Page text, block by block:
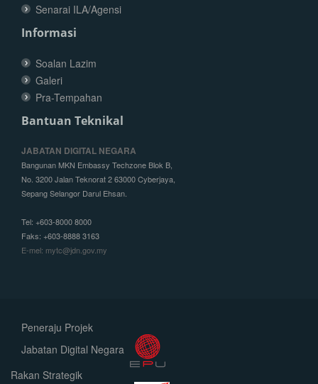
Senarai ILA/Agensi
Informasi
Soalan Lazim
Galeri
Pra-Tempahan
Bantuan Teknikal
JABATAN DIGITAL NEGARA
Bangunan MKN Embassy Techzone Blok B,
No. 3200 Jalan Teknorat 2 63000 Cyberjaya,
Sepang Selangor Darul Ehsan.
Tel: +603-8000 8000
Faks: +603-8888 3163
E-mel: mytc@jdn.gov.my
Peneraju Projek
Jabatan Digital Negara
Rakan Strategik